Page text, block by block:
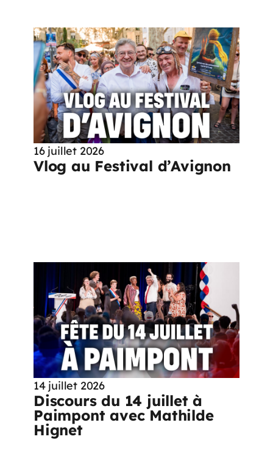
16 juillet 2026
Vlog au Festival d’Avignon
14 juillet 2026
Discours du 14 juillet à
Paimpont avec Mathilde
Hignet